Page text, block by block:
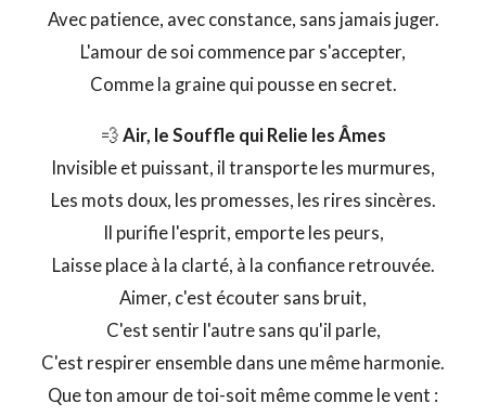
Avec patience, avec constance, sans jamais juger.
L'amour de soi commence par s'accepter,
Comme la graine qui pousse en secret.
💨 Air, le Souffle qui Relie les Âmes
Invisible et puissant, il transporte les murmures,
Les mots doux, les promesses, les rires sincères.
Il purifie l'esprit, emporte les peurs,
Laisse place à la clarté, à la confiance retrouvée.
Aimer, c'est écouter sans bruit,
C'est sentir l'autre sans qu'il parle,
C'est respirer ensemble dans une même harmonie.
Que ton amour de toi-soit même comme le vent :